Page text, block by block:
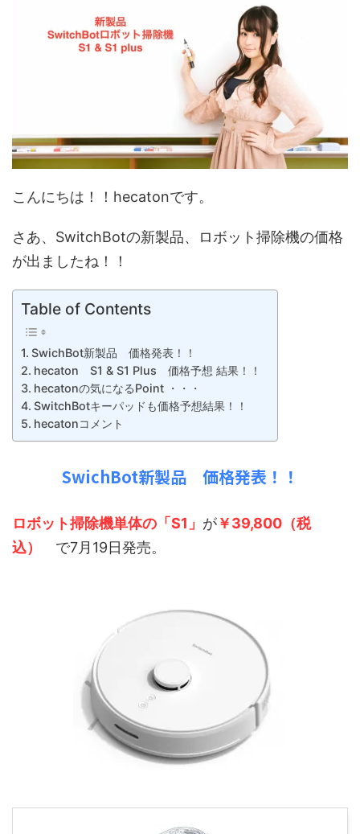
こんにちは！！hecatonです。
さあ、SwitchBotの新製品、ロボット掃除機の価格
が出ましたね！！
Table of Contents
SwichBot新製品 価格発表！！
hecaton S1 & S1 Plus 価格予想 結果！！
hecatonの気になるPoint ・・・
SwitchBotキーパッドも価格予想結果！！
hecatonコメント
SwichBot新製品 価格発表！！
ロボット掃除機単体の「S1」 が￥39,800（税
込）
で7月19日発売。